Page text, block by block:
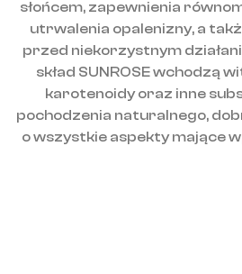
słońcem, zapewnienia
utrwalenia opalenizny, a
przed niekorzystnym
skład SUNROSE wchodzą
karotenoidy oraz inne
pochodzenia naturalnego,
o wszystkie aspekty mające